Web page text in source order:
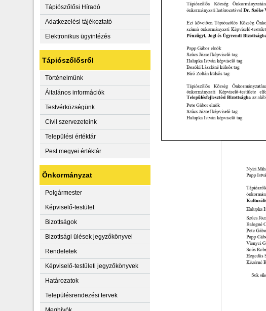
Tápiószőlősi Híradó
Adatkezelési tájékoztató
Elektronikus ügyintézés
Tápiószőlősről
Történelmünk
Általános információk
Testvérközségünk
Civil szervezeteink
Települési értéktár
Pest megyei értéktár
Önkormányzat
Polgármester
Képviselő-testület
Bizottságok
Bizottsági ülések jegyzőkönyvei
Rendeletek
Képviselő-testületi jegyzőkönyvek
Határozatok
Településrendezési tervek